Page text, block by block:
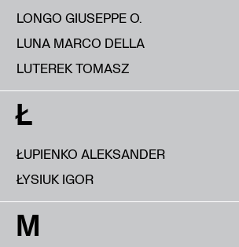
LONGO GIUSEPPE O.
LUNA MARCO DELLA
LUTEREK TOMASZ
Ł
ŁUPIENKO ALEKSANDER
ŁYSIUK IGOR
M